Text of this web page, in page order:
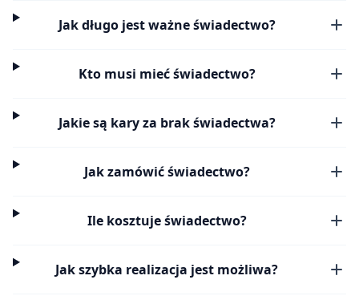
Jak długo jest ważne świadectwo?
Kto musi mieć świadectwo?
Jakie są kary za brak świadectwa?
Jak zamówić świadectwo?
Ile kosztuje świadectwo?
Jak szybka realizacja jest możliwa?